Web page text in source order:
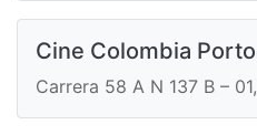
Cine Colombia
Carrera 58 A N 137 B –